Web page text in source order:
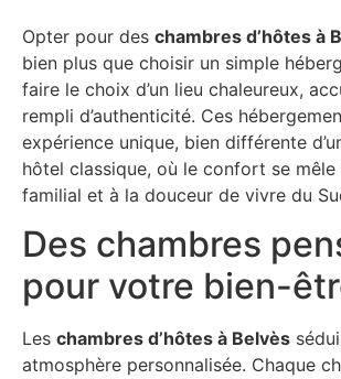
Opter pour des chambres d’hôtes à
bien plus que choisir un simple
faire le choix d’un lieu chaleureux,
rempli d’authenticité. Ces
expérience unique, bien différente
hôtel classique, où le confort se mêle
familial et à la douceur de vivre du
Des chambres
pour votre bien-
Les chambres d’hôtes à Belvès
atmosphère personnalisée. Chaque